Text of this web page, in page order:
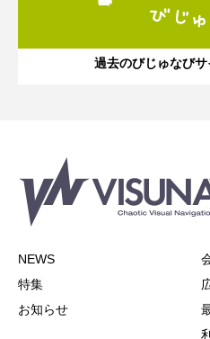
過去のびじゅなびサ
NEWS
特集
お知らせ